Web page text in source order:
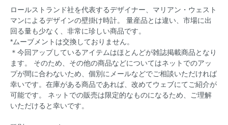
ロールストランド社を代表するデザイナー、マリアン・ウェスト
マンによるデザインの壁掛け時計。 量産品とは違い、市場に出
回る量も少なく、非常に珍しい商品です。
*ムーブメントは交換しておりません。
＊今回アップしているアイテムはほとんどが雑誌掲載商品となり
ます。 そのため、その他の商品などについてはネットでのアッ
プが間に合わないため、個別にメールなどでご相談いただければ
幸いです。在庫がある商品であれば、改めてウェブにてご紹介が
可能です。 ネットでの販売は限定的なものになるため、ご理解
いただけると幸いです。